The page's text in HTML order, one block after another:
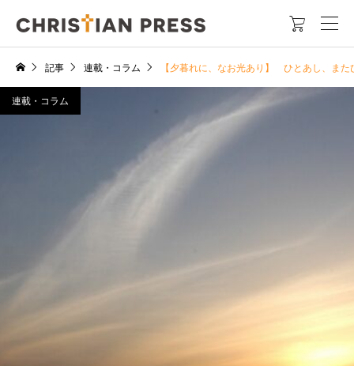

記事 連載・コラム 【夕暮れに、なお光あり】 ひとあし、ま
連載・コラム